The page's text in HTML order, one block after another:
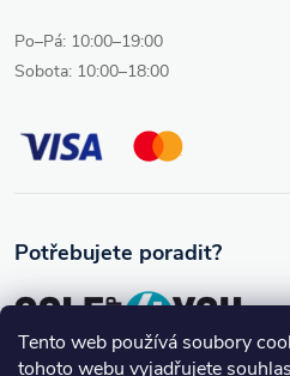
Tento web používá soubory
tohoto webu vyjadřujete
Po–Pá: 10:00–19:00
Sobota: 10:00–18:00
Potřebujete poradit?